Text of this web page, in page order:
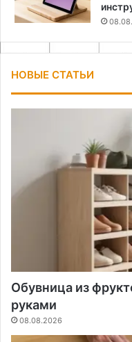
НОВЫЕ СТАТЬИ
Обувница из
руками
08.08.2026